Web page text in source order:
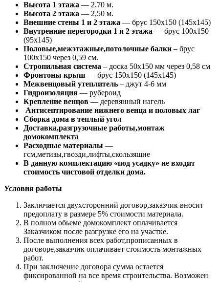
Высота 1 этажа — 2,70 м.
Высота 2 этажа — 2,50 м.
Внешние стены 1 и 2 этажа — брус 150х150 (145х145)
Внутренние перегородки 1 и 2 этажа — брус 100х150
(95х145)
Половые,межэтажные,потолочные балки – брус
100х150 через 0,59 см.
Стропильная система – доска 50х150 мм через 0,58 см
Фронтоны крыш — брус 150х150 (145х145)
Межвенцовый утеплитель – джут 4-6 мм
Гидроизоляция — рубероид
Крепление венцов — деревянный нагель
Антисептирование нижнего венца и половых лаг
Сборка дома в теплый угол
Доставка,разгрузочные работы,монтаж
домокомплекта
Расходные материалы —
гсм,метизы,гвозди,лифты,скользящие
В данную комплектацию «под усадку» не входит
стоимость чистовой отделки дома.
Условия работы
Заключается двухсторонний договор,заказчик вносит
предоплату в размере 5% стоимости материала.
В полном обьеме домокомплект оплачивается
Заказчиком после разгрузке его на участке.
После выполнения всех работ,прописанных в
договоре,заказчик оплачивает стоимость монтажных
работ.
При заключение договора сумма остается
фиксированной на все время строительства. Возможен